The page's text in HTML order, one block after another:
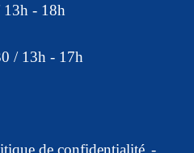
- 18h
/ 13h - 17h